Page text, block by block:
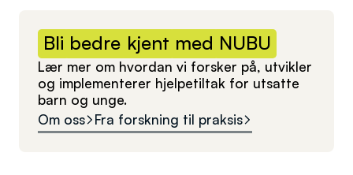
Bli bedre kjent med NUBU
Lær mer om hvordan vi forsker på, utvikler
og implementerer hjelpetiltak for utsatte
barn og unge.
Om oss
Fra forskning til praksis